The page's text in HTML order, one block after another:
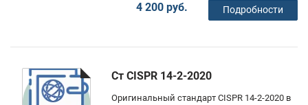
4 200 руб. Подробности
Ст CISPR 14-2-2020
Оригинальный стандарт CISPR 14-2-2020 в